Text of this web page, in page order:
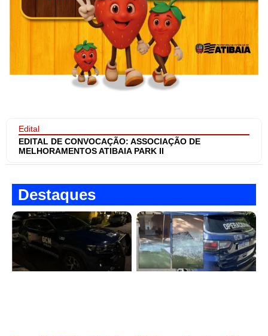
Edital
EDITAL DE CONVOCAÇÃO: ASSOCIAÇÃO DE
MELHORAMENTOS ATIBAIA PARK II
Destaques